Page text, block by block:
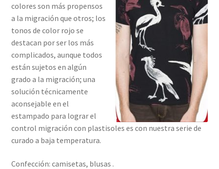
colores son más propensos
a la migración que otros; los
tonos de color rojo se
destacan por ser los más
complicados, aunque todos
están sujetos en algún
grado a la migración; una
solución técnicamente
aconsejable en el
estampado para lograr el
control migración con plastisoles es con nuestra serie de
curado a baja temperatura.
Confección: camisetas, blusas .